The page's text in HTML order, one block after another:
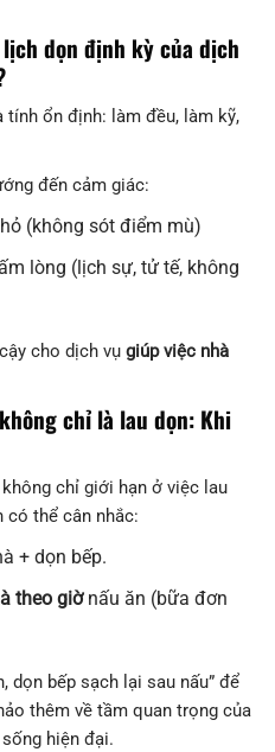
dọn định kỳ của dịch
tính ổn định: làm đều, làm kỹ,
đến cảm giác:
(không sót điểm mù)
lòng (lịch sự, tử tế, không
cho dịch vụ giúp việc nhà
chỉ là lau dọn: Khi
chỉ giới hạn ở việc lau
có thể cân nhắc:
+ dọn bếp.
theo giờnấu ăn (bữa đơn
dọn bếp sạch lại sau nấu” để
thêm về tầm quan trọng của
hiện đại.